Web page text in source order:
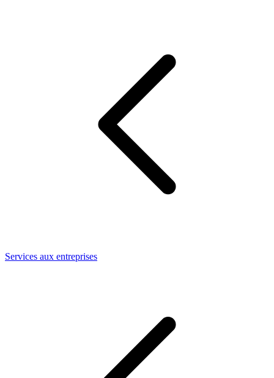
Services aux entreprises